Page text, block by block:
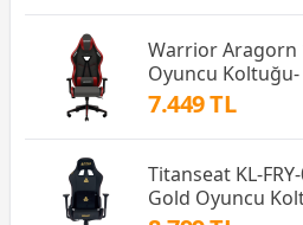
Warrior Aragorn
Oyuncu Koltuğu-
7.449 TL
Titanseat KL-
Gold Oyuncu